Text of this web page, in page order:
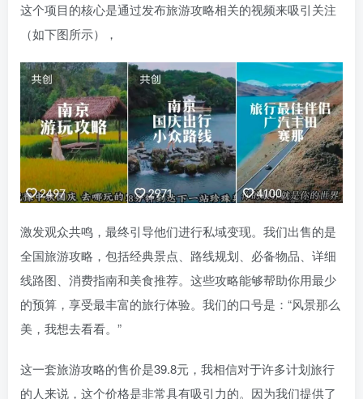
这个项目的核心是通过发布旅游攻略相关的视频来吸引关注
（如下图所示），
激发观众共鸣，最终引导他们进行私域变现。我们出售的是
全国旅游攻略，包括经典景点、路线规划、必备物品、详细
线路图、消费指南和美食推荐。这些攻略能够帮助你用最少
的预算，享受最丰富的旅行体验。我们的口号是：“风景那么
美，我想去看看。”
这一套旅游攻略的售价是39.8元，我相信对于许多计划旅行
的人来说，这个价格是非常具有吸引力的。因为我们提供了